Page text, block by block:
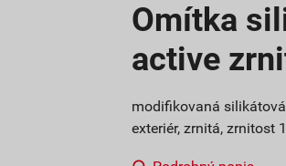
Omítka
active
modifikovaná
exteriér, zrnitá, zrnitost